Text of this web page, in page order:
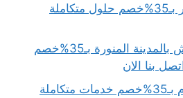
نقل عفش جدة السامر بـ35%خصم حلول متكاملة
ارخص شركة نقل عفش بالمدينة المنورة بـ35%خصم
بنا الان
شركة نقل اثاث بالدمام بـ35%خصم خدمات متكاملة